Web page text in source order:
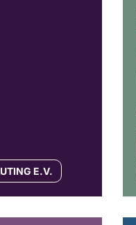
E.V.